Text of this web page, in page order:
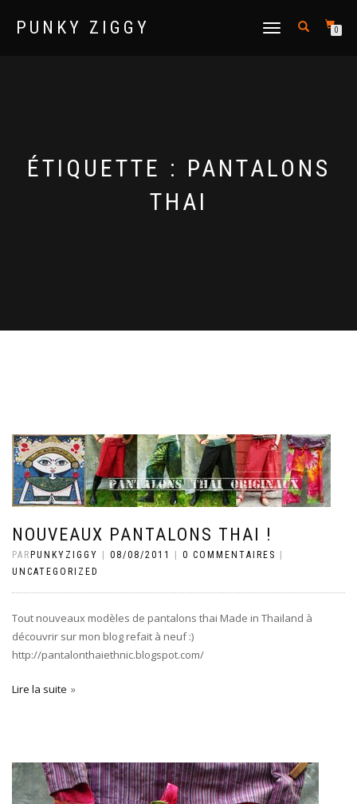
PUNKY ZIGGY
DÉPLIER
0
ÉTIQUETTE : PANTALONS
THAI
NOUVEAUX PANTALONS THAI !
PAR PUNKYZIGGY 08/08/2011 0 COMMENTAIRES
UNCATEGORIZED
Tout nouveaux modèles de pantalons thai Made in Thailand à
découvrir sur mon blog refait à neuf :)
http://pantalonthaiethnic.blogspot.com/
Lire la suite